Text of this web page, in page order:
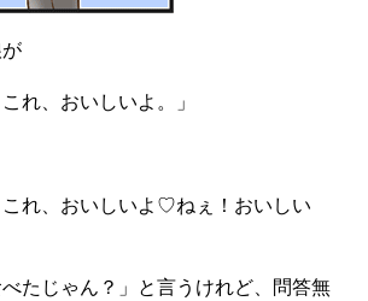
れ、おいしいよ。」
れ、おいしいよ♡ねぇ！おいしい
べたじゃん？」と言うけれど、問答無